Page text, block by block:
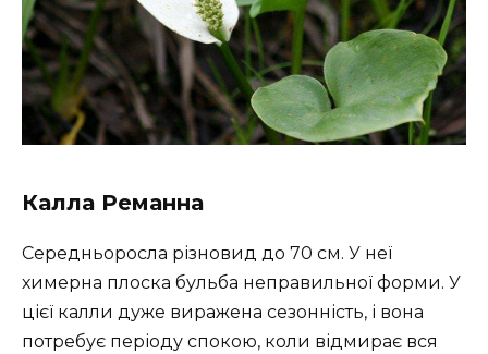
Калла Реманна
Середньоросла різновид до 70 см. У неї
химерна плоска бульба неправильної форми. У
цієї калли дуже виражена сезонність, і вона
потребує періоду спокою, коли відмирає вся